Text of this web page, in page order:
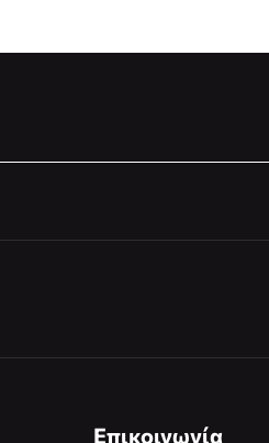
Επικοινωνία